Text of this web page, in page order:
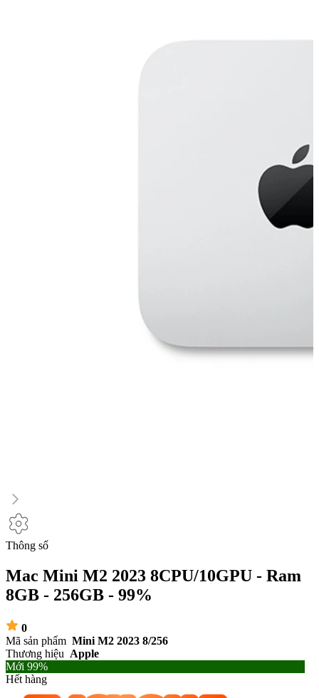
Thông số
Mac Mini M2 2023 8CPU/10GPU - Ram
8GB - 256GB - 99%
0
Mã sản phẩm Mini M2 2023 8/256
Thương hiệu Apple
Mới 99%
Hết hàng